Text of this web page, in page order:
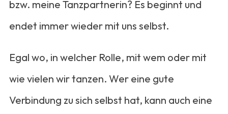
bzw. meine Tanzpartnerin? Es beginnt und
endet immer wieder mit uns selbst.
Egal wo, in welcher Rolle, mit wem oder mit
wie vielen wir tanzen. Wer eine gute
Verbindung zu sich selbst hat, kann auch eine